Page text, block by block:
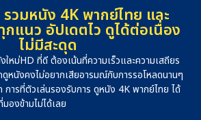
วมหนัง 4K พากย์ไทย และ
แนว อัปเดตไว ดูได้ต่อเนื่อง
ไม่มีสะดุด
ใหม่HD ที่ดี ต้องเน้นที่ความเร็วและความเสถียร
ดูหนังคงไม่อยากเสียอารมณ์กับการรอโหลดนานๆ
ารที่ตัวเล่นรองรับการ ดูหนัง 4K พากย์ไทย ได้
องข้ามไม่ได้เลย